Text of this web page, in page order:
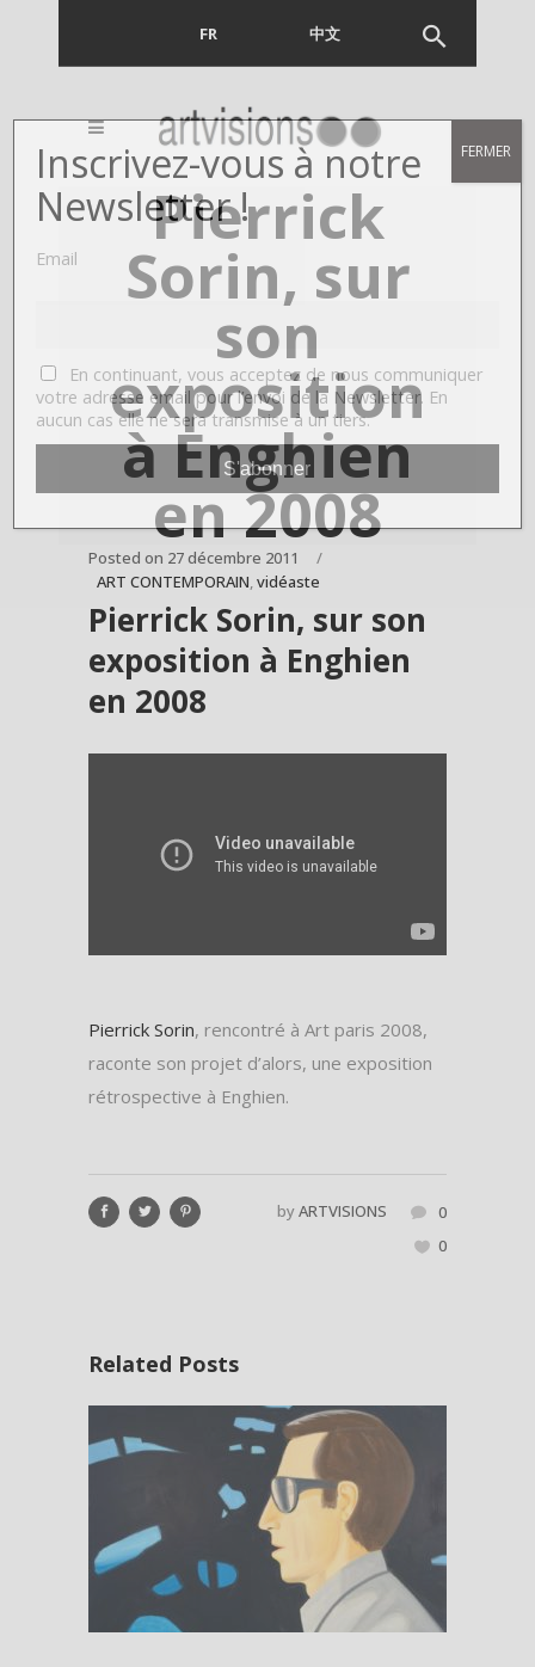
FR 中文
Pierrick
Sorin, sur
son
exposition
à Enghien
en 2008
Posted on 27 décembre 2011
ART CONTEMPORAIN,vidéaste
Pierrick Sorin, sur son
exposition à Enghien
en 2008
Pierrick Sorin, rencontré à Art paris 2008,
raconte son projet d’alors, une exposition
rétrospective à Enghien.
byARTVISIONS
0
0
Related Posts
Inscrivez-vous à notre
Newsletter !
Email
En continuant, vous acceptez de nous communiquer
votre adresse email pour l’envoi de la Newsletter. En
aucun cas elle ne sera transmise à un tiers.
FERMER